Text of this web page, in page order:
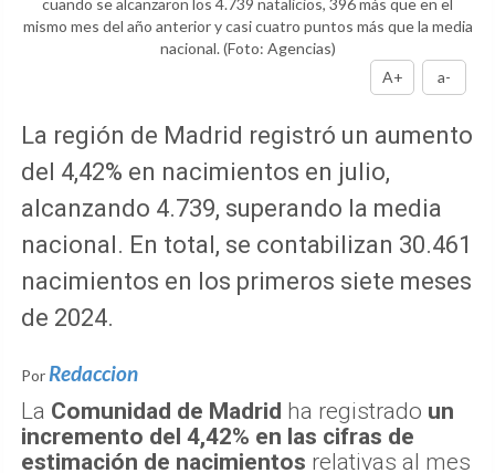
cuando se alcanzaron los 4.739 natalicios, 396 más que en el
mismo mes del año anterior y casi cuatro puntos más que la media
nacional.(Foto: Agencias)
A+
a-
La región de Madrid registró un aumento
del 4,42% en nacimientos en julio,
alcanzando 4.739, superando la media
nacional. En total, se contabilizan 30.461
nacimientos en los primeros siete meses
de 2024.
Por Redaccion
La Comunidad de Madrid ha registrado un
incremento del 4,42% en las cifras de
estimación de nacimientos relativas al mes